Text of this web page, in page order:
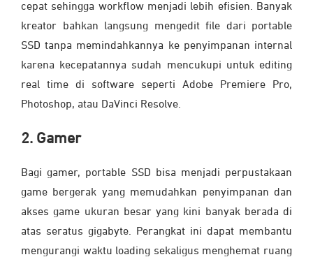
cepat sehingga workflow menjadi lebih efisien. Banyak
kreator bahkan langsung mengedit file dari portable
SSD tanpa memindahkannya ke penyimpanan internal
karena kecepatannya sudah mencukupi untuk editing
real time di software seperti Adobe Premiere Pro,
Photoshop, atau DaVinci Resolve.
2. Gamer
Bagi gamer, portable SSD bisa menjadi perpustakaan
game bergerak yang memudahkan penyimpanan dan
akses game ukuran besar yang kini banyak berada di
atas seratus gigabyte. Perangkat ini dapat membantu
mengurangi waktu loading sekaligus menghemat ruang